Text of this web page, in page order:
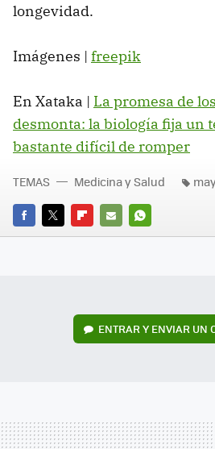
longevidad.
Imágenes | freepik
En Xataka | La promesa de
desmonta: la biología fija un
bastante difícil de romper
FACEBOOK
TWITTERFLIPBOARD
E-
WHATSAPP
TEMAS Medicina y Salud
ENTRAR Y ENVIAR UN